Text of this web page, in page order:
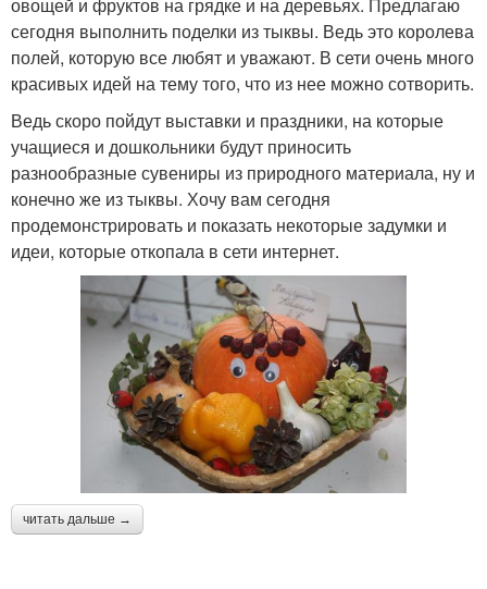
сегодня выполнить поделки из тыквы. Ведь это королева
полей, которую все любят и уважают. В сети очень много
красивых идей на тему того, что из нее можно сотворить.
Ведь скоро пойдут выставки и праздники, на которые
учащиеся и дошкольники будут приносить
разнообразные сувениры из природного материала, ну и
конечно же из тыквы. Хочу вам сегодня
продемонстрировать и показать некоторые задумки и
идеи, которые откопала в сети интернет.
читать дальше →